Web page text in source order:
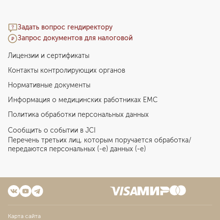
Задать вопрос гендиректору
Запрос документов для налоговой
Лицензии и сертификаты
Контакты контролирующих органов
Нормативные документы
Информация о медицинских работниках EMC
Политика обработки персональных данных
Сообщить о событии в JCI
Перечень третьих лиц, которым поручается обработка/
передаются персональных (-е) данных (-е)
Карта сайта